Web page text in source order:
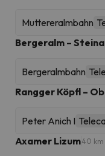
Muttereralmbahn
Bergeralm –
Bergeralmbahn
Rangger Köpfl –
Peter Anich I
Axamer Lizum40 km